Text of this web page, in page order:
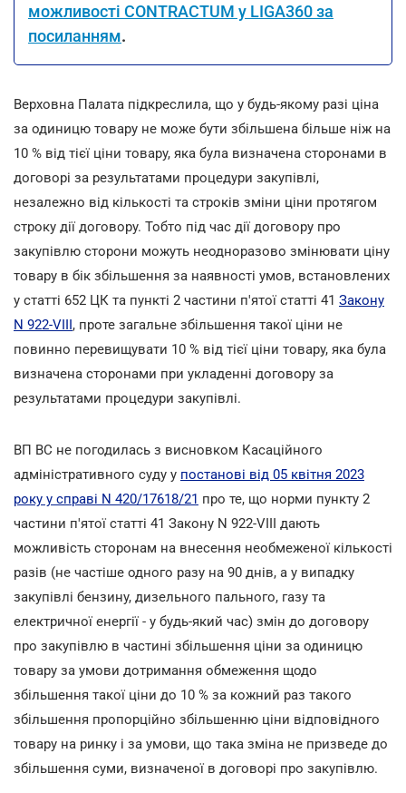
можливості CONTRACTUM у LIGA360 за
посиланням.
Верховна Палата підкреслила, що у будь-якому разі ціна
за одиницю товару не може бути збільшена більше ніж на
10 % від тієї ціни товару, яка була визначена сторонами в
договорі за результатами процедури закупівлі,
незалежно від кількості та строків зміни ціни протягом
строку дії договору. Тобто під час дії договору про
закупівлю сторони можуть неодноразово змінювати ціну
товару в бік збільшення за наявності умов, встановлених
у статті 652 ЦК та пункті 2 частини п'ятої статті 41 Закону
N 922-VIII, проте загальне збільшення такої ціни не
повинно перевищувати 10 % від тієї ціни товару, яка була
визначена сторонами при укладенні договору за
результатами процедури закупівлі.
ВП ВС не погодилась з висновком Касаційного
адміністративного суду у постанові від 05 квітня 2023
року у справі N 420/17618/21 про те, що норми пункту 2
частини п'ятої статті 41 Закону N 922-VIII дають
можливість сторонам на внесення необмеженої кількості
разів (не частіше одного разу на 90 днів, а у випадку
закупівлі бензину, дизельного пального, газу та
електричної енергії - у будь-який час) змін до договору
про закупівлю в частині збільшення ціни за одиницю
товару за умови дотримання обмеження щодо
збільшення такої ціни до 10 % за кожний раз такого
збільшення пропорційно збільшенню ціни відповідного
товару на ринку і за умови, що така зміна не призведе до
збільшення суми, визначеної в договорі про закупівлю.